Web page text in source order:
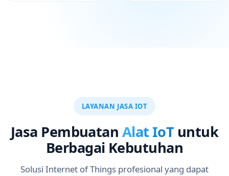
LAYANAN JASA IOT
Jasa Pembuatan Alat IoT untuk
Berbagai Kebutuhan
Solusi Internet of Things profesional yang dapat